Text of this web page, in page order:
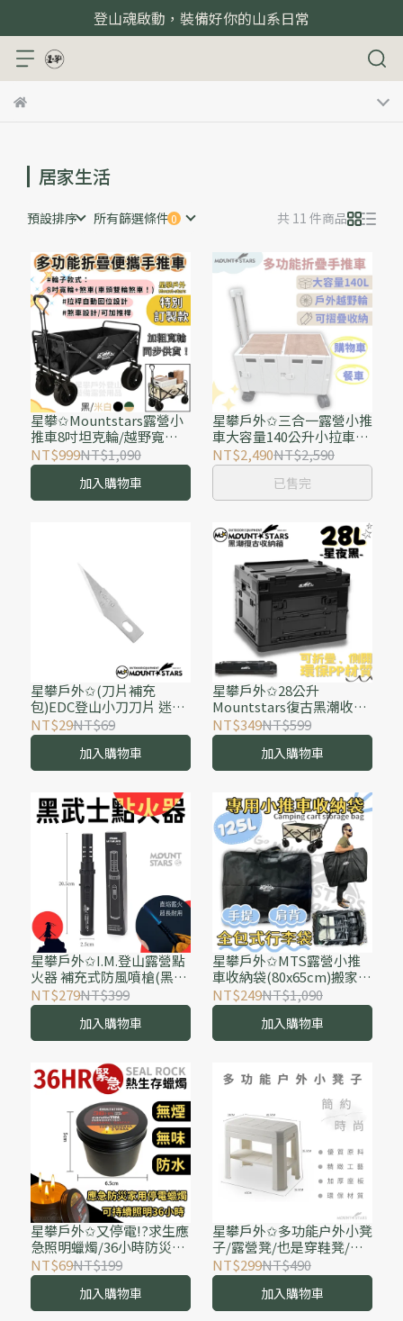
登山魂啟動，裝備好你的山系日常
居家生活
預設排序 所有篩選條件 共 11 件商品
星攀✩Mountstars露營小
推車8吋坦克輪/越野寬輪/
推桿山系野營推車/營地車.
折疊600D多功能小拉車/四
輪手拉車/購物車野餐車
NT$999NT$1,090
加入購物車
星攀戶外✩三合一露營小推
車大容量140公升小拉車
+收納箱+桌子.三用大輪箱
車/折疊營地車/越野輪/多
功能折疊車
NT$2,490NT$2,590
已售完
星攀戶外✩(刀片補充
包)EDC登山小刀刀片 迷你
美工刀刀片 EDC登山金屬
小刀刀片配件專賣
NT$29NT$69
加入購物車
星攀戶外✩28公升
Mountstars復古黑潮收納
箱.露營多功能28L摺疊箱
外送員裝備箱/居家收納箱/
星夜黑露營收納箱
NT$349NT$599
加入購物車
星攀戶外✩I.M.登山露營點
火器 補充式防風噴槍(黑武
士)點火器露營烤肉燒烤 爐
頭點火輔助 迷你噴槍/可循
環充氣設計
NT$279NT$399
加入購物車
星攀戶外✩MTS露營小推
車收納袋(80x65cm)搬家
包/全包式行李袋/棉被收納
袋/125公升/多功能裝備袋
NT$249NT$1,090
加入購物車
星攀戶外✩又停電!?求生應
急照明蠟燭/36小時防災應
急照明 36hr野外生存蠟燭
(蜂蠟)久燃長效/家用停電
求生/無煙
NT$69NT$199
加入購物車
星攀戶外✩多功能户外小凳
子/露營凳/也是穿鞋凳/小
鞋架/居家多用儲物凳穿鞋
椅 小板凳 可收納式戶外露
營雙層收納小凳子
NT$299NT$490
加入購物車